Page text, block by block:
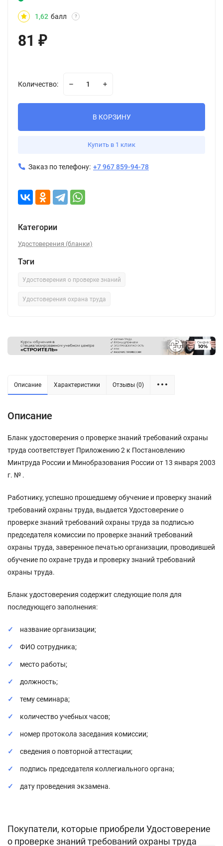
1,62 балл ?
81 ₽
Количество:
В КОРЗИНУ
Купить в 1 клик
Заказ по телефону: +7 967 859-94-78
Категории
Удостоверения (бланки)
Тэги
Удостоверения о проверке знаний
Удостоверения охрана труда
Описание Характеристики Отзывы (0)
Описание
Бланк удостоверения о проверке знаний требований охраны
труда соответствует Приложению 2 к Постановлению
Минтруда России и Минобразования России от 13 января 2003
г. № .
Работнику, успешно прошедшему обучение и проверку знаний
требований охраны труда, выдается Удостоверение о
проверке знаний требований охраны труда за подписью
председателя комиссии по проверке знаний требований
охраны труда, заверенное печатью организации, проводившей
обучение по охране труда и проверку знаний требований
охраны труда.
Бланк удостоверения содержит следующие поля для
последующего заполнения:
название организации;
ФИО сотрудника;
место работы;
должность;
тему семинара;
количество учебных часов;
номер протокола заседания комиссии;
сведения о повторной аттестации;
подпись председателя коллегиального органа;
дату проведения экзамена.
Покупатели, которые приобрели Удостоверение
о проверке знаний требований охраны труда